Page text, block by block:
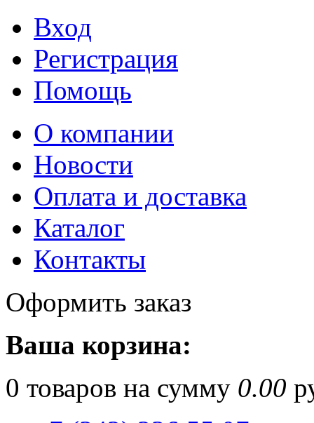
Вход
Регистрация
Помощь
О компании
Новости
Оплата и доставка
Каталог
Контакты
Оформить заказ
Ваша корзина:
0 товаров на сумму 0.00